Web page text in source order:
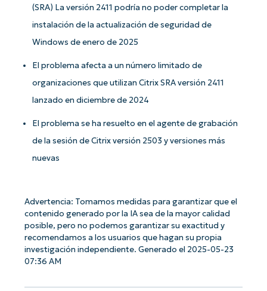
(SRA) La versión 2411 podría no poder completar la
instalación de la actualización de seguridad de
Windows de enero de 2025
El problema afecta a un número limitado de
organizaciones que utilizan Citrix SRA versión 2411
lanzado en diciembre de 2024
El problema se ha resuelto en el agente de grabación
de la sesión de Citrix versión 2503 y versiones más
nuevas
Advertencia: Tomamos medidas para garantizar que el
contenido generado por la IA sea de la mayor calidad
posible, pero no podemos garantizar su exactitud y
recomendamos a los usuarios que hagan su propia
investigación independiente. Generado el 2025-05-23
07:36 AM
basados en IA de NinjaOne!
First
and
last
name*
Business
email*